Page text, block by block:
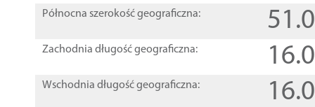
Północna szerokość geograficzna:
Zachodnia długość geograficzna:
Wschodnia długość geograficzna: